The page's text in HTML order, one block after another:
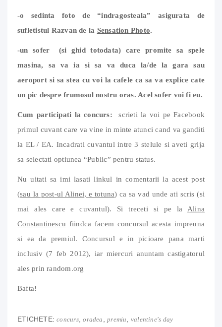
-o sedinta foto de “indragosteala” asigurata de
sufletistul Razvan de la Sensation Photo.
-un sofer (si ghid totodata) care promite sa spele
masina, sa va ia si sa va duca la/de la gara sau
aeroport si sa stea cu voi la cafele ca sa va explice cate
un pic despre frumosul nostru oras. Acel sofer voi fi eu.
Cum participati la concurs: scrieti la voi pe Facebook
primul cuvant care va vine in minte atunci cand va ganditi
la EL / EA. Incadrati cuvantul intre 3 stelule si aveti grija
sa selectati optiunea “Public” pentru status.
Nu uitati sa imi lasati linkul in comentarii la acest post
(sau la post-ul Alinei, e totuna) ca sa vad unde ati scris (si
mai ales care e cuvantul). Si treceti si pe la Alina
Constantinescu fiindca facem concursul acesta impreuna
si ea da premiul. Concursul e in picioare pana marti
inclusiv (7 feb 2012), iar miercuri anuntam castigatorul
ales prin random.org
Bafta!
ETICHETE:concurs,oradea ,premiu valentine's day